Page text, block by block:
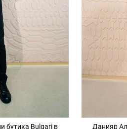
бутика Bulgari в
Данияр